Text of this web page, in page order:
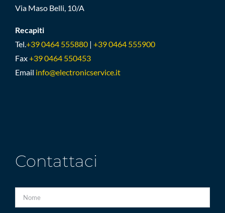
Via Maso Belli, 10/A
Recapiti
Tel.+39 0464 555880 | +39 0464 555900
Fax+39 0464 550453
Email info@electronicservice.it
Contattaci